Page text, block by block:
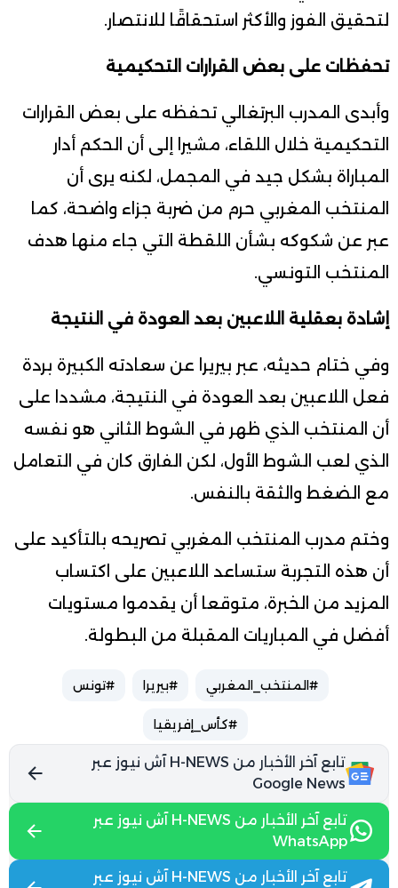
لتحقيق الفوز والأكثر استحقاقًا للانتصار.
تحفظات على بعض القرارات التحكيمية
وأبدى المدرب البرتغالي تحفظه على بعض القرارات
التحكيمية خلال اللقاء، مشيرا إلى أن الحكم أدار
المباراة بشكل جيد في المجمل، لكنه يرى أن
المنتخب المغربي حرم من ضربة جزاء واضحة، كما
عبر عن شكوكه بشأن اللقطة التي جاء منها هدف
المنتخب التونسي.
إشادة بعقلية اللاعبين بعد العودة في النتيجة
وفي ختام حديثه، عبر بيريرا عن سعادته الكبيرة بردة
فعل اللاعبين بعد العودة في النتيجة، مشددا على
أن المنتخب الذي ظهر في الشوط الثاني هو نفسه
الذي لعب الشوط الأول، لكن الفارق كان في التعامل
مع الضغط والثقة بالنفس.
وختم مدرب المنتخب المغربي تصريحه بالتأكيد على
أن هذه التجربة ستساعد اللاعبين على اكتساب
المزيد من الخبرة، متوقعا أن يقدموا مستويات
أفضل في المباريات المقبلة من البطولة.
#المنتخب_المغربي #بيريرا #تونس
#كأس_إفريقيا
تابع آخر الأخبار من H-NEWS آش نيوز عبر
Google News
تابع آخر الأخبار من H-NEWS آش نيوز عبر
WhatsApp
تابع آخر الأخبار من H-NEWS آش نيوز عبر